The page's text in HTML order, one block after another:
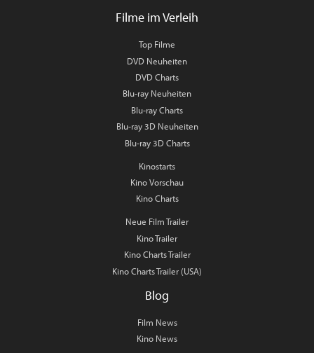
Filme im Verleih
Top Filme
DVD Neuheiten
DVD Charts
Blu-ray Neuheiten
Blu-ray Charts
Blu-ray 3D Neuheiten
Blu-ray 3D Charts
Kinostarts
Kino Vorschau
Kino Charts
Neue Film Trailer
Kino Trailer
Kino Charts Trailer
Kino Charts Trailer (USA)
Blog
Film News
Kino News